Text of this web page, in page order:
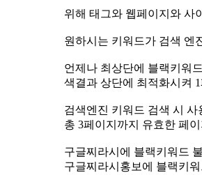
위해 태그와 웹페이지와 사
원하시는 키워드가 검색 엔
언제나 최상단에 블랙키워
색결과 상단에 최적화시켜
검색엔진 키워드 검색 시 사
총 3페이지까지 유효한 페
구글찌라시에 블랙키워드
구글찌라시홍보에 블랙키